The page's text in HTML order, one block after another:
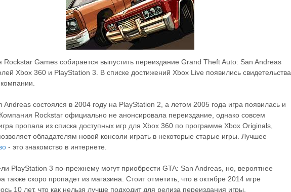
Rockstar Games собирается выпустить переиздание Grand Theft Auto: San Andreas
Xbox 360 и PlayStation 3. В списке достижений Xbox Live появились свидетельства
Andreas состоялся в 2004 году на PlayStation 2, а летом 2005 года игра появилась и
Rockstar официально не анонсировала переиздание, однако совсем
пропала из списка доступных игр для Xbox 360 по программе Xbox Originals,
обладателям новой консоли играть в некоторые старые игры. Лучшее
- это знакомство в интернете.
PlayStation 3 по-прежнему могут приобрести GTA: San Andreas, но, вероятнее
также скоро пропадет из магазина. Стоит отметить, что в октябре 2014 игре
10 лет, что как нельзя лучше подходит для релиза переиздания игры.